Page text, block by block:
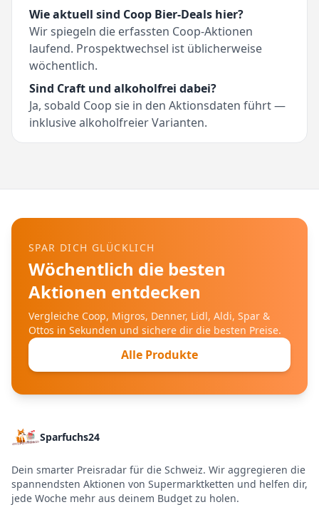
Wie aktuell sind Coop Bier-Deals hier?
Wir spiegeln die erfassten Coop-Aktionen
laufend. Prospektwechsel ist üblicherweise
wöchentlich.
Sind Craft und alkoholfrei dabei?
Ja, sobald Coop sie in den Aktionsdaten führt —
inklusive alkoholfreier Varianten.
SPAR DICH GLÜCKLICH
Wöchentlich die besten
Aktionen entdecken
Vergleiche Coop, Migros, Denner, Lidl, Aldi, Spar &
Ottos in Sekunden und sichere dir die besten Preise.
Alle Produkte
Sparfuchs24
Dein smarter Preisradar für die Schweiz. Wir aggregieren die
spannendsten Aktionen von Supermarktketten und helfen dir,
jede Woche mehr aus deinem Budget zu holen.